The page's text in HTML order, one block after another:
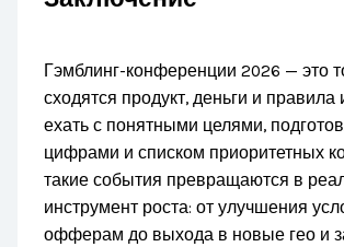
Гэмблинг-конференции 2026 — это
сходятся продукт, деньги и правила
ехать с понятными целями,
цифрами и списком приоритетных
такие события превращаются в
инструмент роста: от улучшения
офферам до выхода в новые гео и